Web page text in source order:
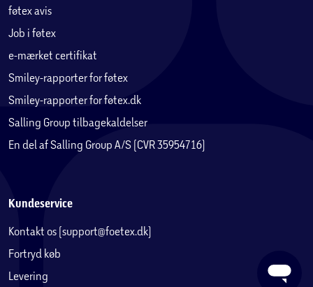
føtex avis
Job i føtex
e-mærket certifikat
Smiley-rapporter for føtex
Smiley-rapporter for føtex.dk
Salling Group tilbagekaldelser
En del af Salling Group A/S (CVR 35954716)
Kundeservice
Kontakt os (support@foetex.dk)
Fortryd køb
Levering